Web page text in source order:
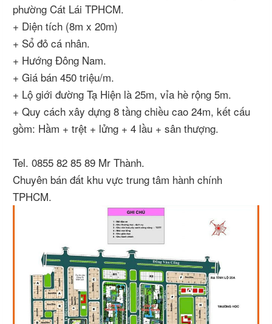
phường Cát Lái TPHCM.
+ Diện tích (8m x 20m)
+ Sổ đỏ cá nhân.
+ Hướng Đông Nam.
+ Giá bán 450 triệu/m.
+ Lộ giới đường Tạ Hiện là 25m, vỉa hè rộng 5m.
+ Quy cách xây dựng 8 tầng chiều cao 24m, kết cấu
gồm: Hầm + trệt + lửng + 4 lầu + sân thượng.
Tel. 0855 82 85 89 Mr Thành.
Chuyên bán đất khu vực trung tâm hành chính
TPHCM.